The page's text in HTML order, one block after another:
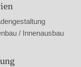
/ Innenausbau